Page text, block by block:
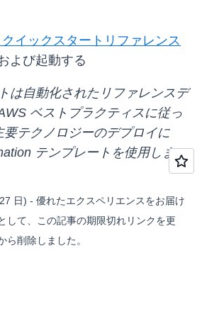
イックスタートリファレンス
よび起動する
は自動化されたリファレンスデ
ベストプラクティスに従っ
要テクノロジーのデプロイに
テンプレートを使用しま
日) - 優れたエクスペリエンスをお届け
して、この記事の期限切れリンクを更
ら削除しました。